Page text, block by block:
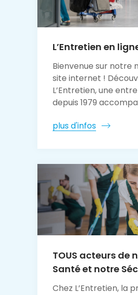
L’Entretien en
Bienvenue sur notre
site internet !
L’Entretien, une
depuis 1979
plus d'infos
TOUS acteurs de
Santé et notre
Chez L’Entretien, la